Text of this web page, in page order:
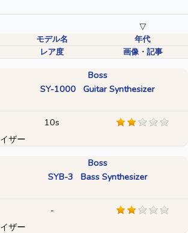
▽
モデル名
年代
レア度 画像・記事
Boss
SY-1000 Guitar Synthesizer
10s
ザー
Boss
SYB-3 Bass Synthesizer
-
ザー